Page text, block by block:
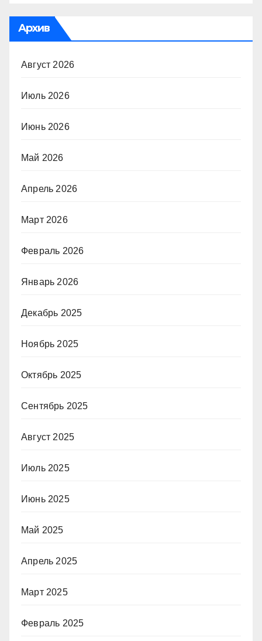
Архив
Август 2026
Июль 2026
Июнь 2026
Май 2026
Апрель 2026
Март 2026
Февраль 2026
Январь 2026
Декабрь 2025
Ноябрь 2025
Октябрь 2025
Сентябрь 2025
Август 2025
Июль 2025
Июнь 2025
Май 2025
Апрель 2025
Март 2025
Февраль 2025